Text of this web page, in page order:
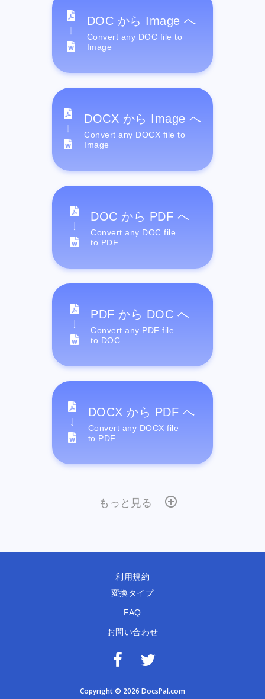
DOC から Image へ
Convert any DOC file to
Image
DOCX から Image へ
Convert any DOCX file to
Image
DOC から PDF へ
Convert any DOC file
to PDF
PDF から DOC へ
Convert any PDF file
to DOC
DOCX から PDF へ
Convert any DOCX file
to PDF
もっと見る
利用規約
変換タイプ
FAQ
お問い合わせ
Copyright © 2026 DocsPal.com